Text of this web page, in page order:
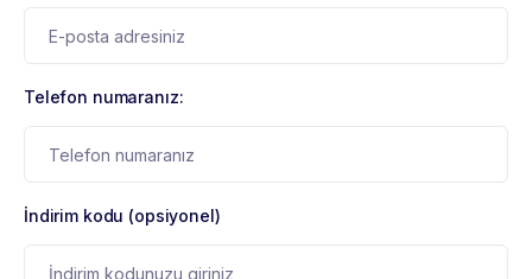
Telefon numaranız:
İndirim kodu (opsiyonel)